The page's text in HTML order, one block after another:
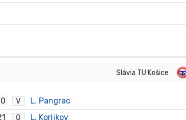
Slávia TU Košice
V
L. Pangrac
O
L. Korijkov